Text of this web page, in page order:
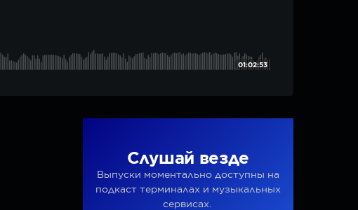
01:02:53
Слушай везде
Выпуски моментально доступны на
подкаст терминалах и музыкальных
сервисах.